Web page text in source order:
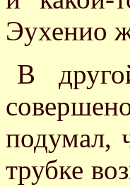
Эухенио
В
подумал,
трубке